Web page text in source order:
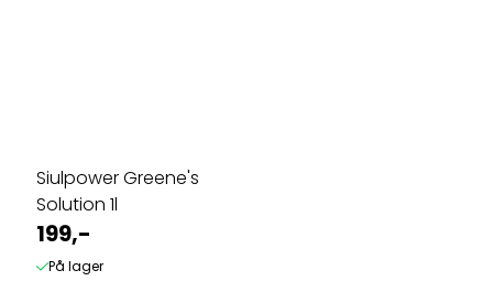
Siulpower Greene's
Solution 1l
199,-
På lager